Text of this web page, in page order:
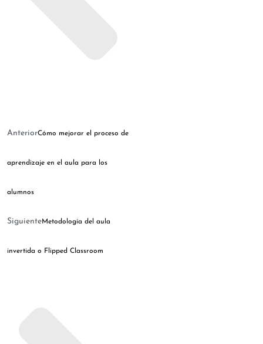
AnteriorCómo mejorar el proceso de
aprendizaje en el aula para los
alumnos
SiguienteMetodología del aula
invertida o Flipped Classroom